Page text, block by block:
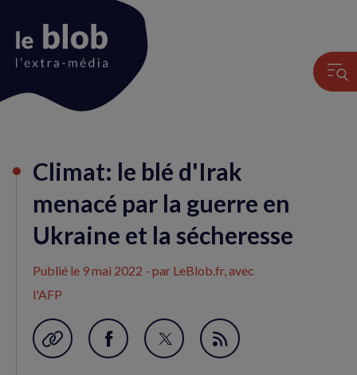
du
Climat: le blé d'Irak
menacé par la guerre en
Ukraine et la sécheresse
Publié le 9 mai 2022 - par LeBlob.fr, avec
l'AFP
Garder en favori
Partager
Partager
Flux